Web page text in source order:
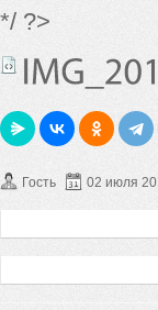
*/ ?>
Гость 02 июля